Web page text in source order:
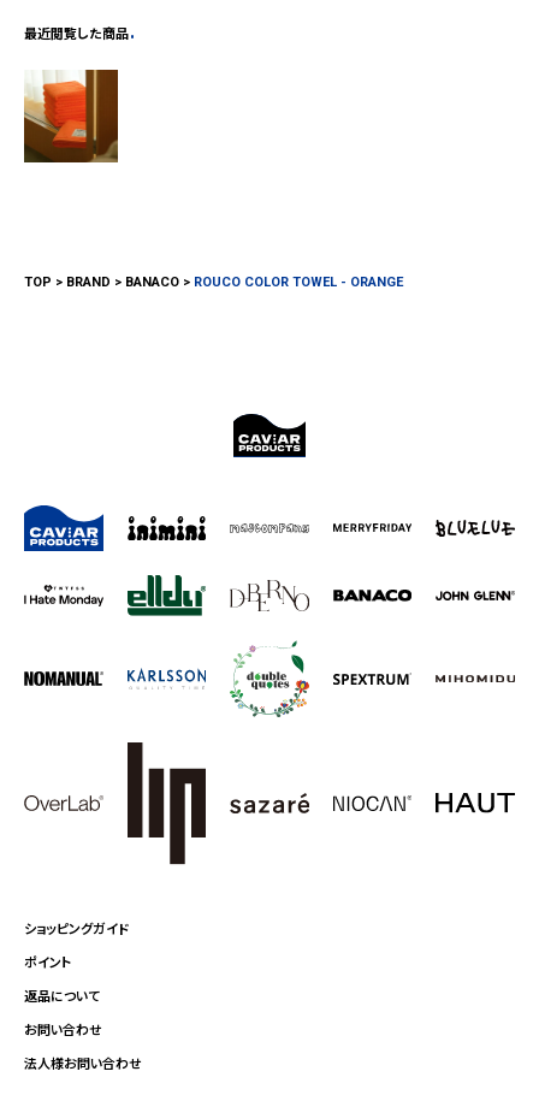
最近閲覧した商品
TOP BRAND BANACO ROUCO COLOR TOWEL - ORANGE
ショッピングガイド
ポイント
返品について
お問い合わせ
法人様お問い合わせ